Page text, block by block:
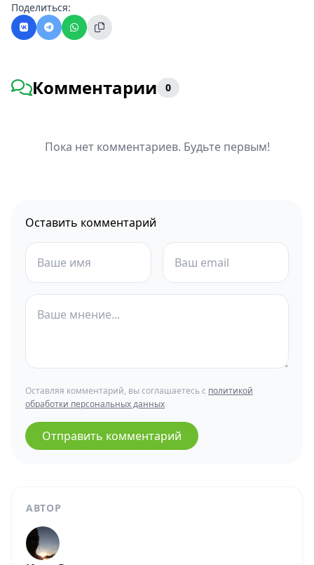
АВТОР
Поделиться:
Комментарии 0
Пока нет комментариев. Будьте первым!
Оставить комментарий
Оставляя комментарий, вы соглашаетесь с политикой
обработки персональных данных
Отправить комментарий